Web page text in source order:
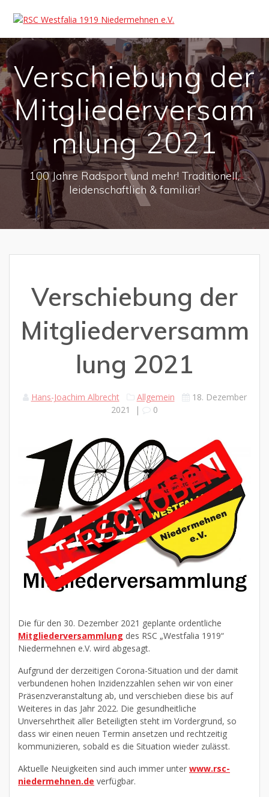
Verschiebung der
Mitgliederversam
mlung 2021
100 Jahre Radsport und mehr! Traditionell,
leidenschaftlich & familiär!
Verschiebung der
Mitgliederversamm
lung 2021
Hans-Joachim Albrecht Allgemein
18. Dezember
2021
| 0
Die für den 30. Dezember 2021 geplante ordentliche
Mitgliederversammlung des RSC „Westfalia 1919“
Niedermehnen e.V. wird abgesagt.
Aufgrund der derzeitigen Corona-Situation und der damit
verbundenen hohen Inzidenzzahlen sehen wir von einer
Präsenzveranstaltung ab, und verschieben diese bis auf
Weiteres in das Jahr 2022. Die gesundheitliche
Unversehrtheit aller Beteiligten steht im Vordergrund, so
dass wir einen neuen Termin ansetzen und rechtzeitig
kommunizieren, sobald es die Situation wieder zulässt.
Aktuelle Neuigkeiten sind auch immer unter www.rsc-
niedermehnen.de verfügbar.